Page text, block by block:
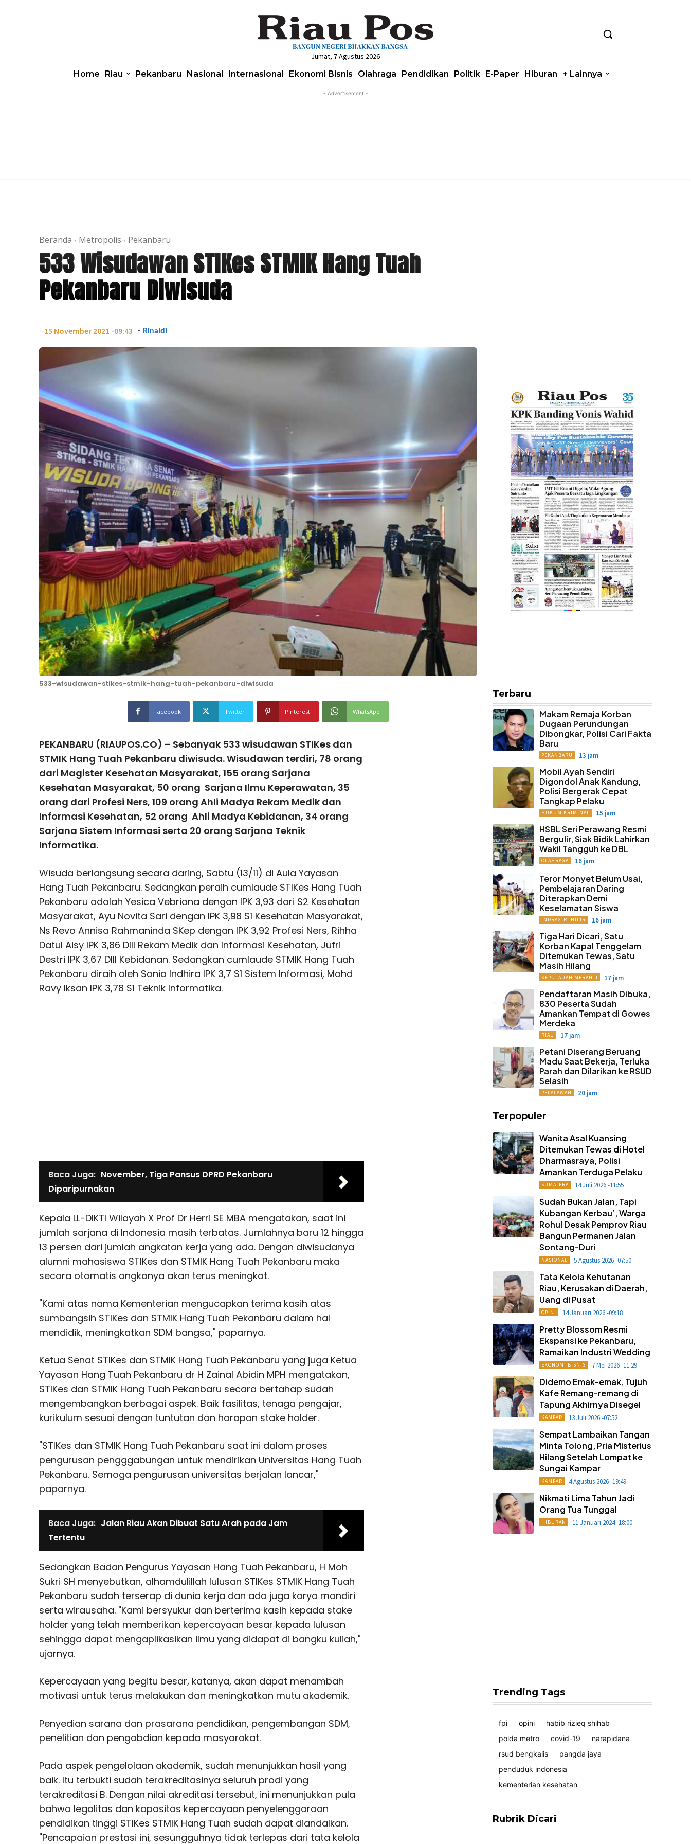
Jumat, 7 Agustus 2026
Home Riau Pekanbaru Nasional Internasional Ekonomi Bisnis Olahraga Pendidikan Politik E-Paper Hiburan + Lainnya
- Advertisement -
Beranda Metropolis Pekanbaru
533 Wisudawan STIKes STMIK Hang Tuah
Pekanbaru Diwisuda
15 November 2021 -09:43 - Rinaldi
533-wisudawan-stikes-stmik-hang-tuah-pekanbaru-diwisuda
Facebook Twitter Pinterest WhatsApp
PEKANBARU (RIAUPOS.CO) – Sebanyak 533 wisudawan STIKes dan
STMIK Hang Tuah Pekanbaru diwisuda. Wisudawan terdiri, 78 orang
dari Magister Kesehatan Masyarakat, 155 orang Sarjana
Kesehatan Masyarakat, 50 orang Sarjana Ilmu Keperawatan, 35
orang dari Profesi Ners, 109 orang Ahli Madya Rekam Medik dan
Informasi Kesehatan, 52 orang Ahli Madya Kebidanan, 34 orang
Sarjana Sistem Informasi serta 20 orang Sarjana Teknik
Informatika.
Wisuda berlangsung secara daring, Sabtu (13/11) di Aula Yayasan
Hang Tuah Pekanbaru. Sedangkan peraih cumlaude STIKes Hang Tuah
Pekanbaru adalah Yesica Vebriana dengan IPK 3,93 dari S2 Kesehatan
Masyarakat, Ayu Novita Sari dengan IPK 3,98 S1 Kesehatan Masyarakat,
Ns Revo Annisa Rahmaninda SKep dengan IPK 3,92 Profesi Ners, Rihha
Datul Aisy IPK 3,86 DIII Rekam Medik dan Informasi Kesehatan, Jufri
Destri IPK 3,67 DIII Kebidanan. Sedangkan cumlaude STMIK Hang Tuah
Pekanbaru diraih oleh Sonia Indhira IPK 3,7 S1 Sistem Informasi, Mohd
Ravy Iksan IPK 3,78 S1 Teknik Informatika.
Baca Juga: November, Tiga Pansus DPRD Pekanbaru
Diparipurnakan
Kepala LL-DIKTI Wilayah X Prof Dr Herri SE MBA mengatakan, saat ini
jumlah sarjana di Indonesia masih terbatas. Jumlahnya baru 12 hingga
13 persen dari jumlah angkatan kerja yang ada. Dengan diwisudanya
alumni mahasiswa STIKes dan STMIK Hang Tuah Pekanbaru maka
secara otomatis angkanya akan terus meningkat.
"Kami atas nama Kementerian mengucapkan terima kasih atas
sumbangsih STIKes dan STMIK Hang Tuah Pekanbaru dalam hal
mendidik, meningkatkan SDM bangsa," paparnya.
Ketua Senat STIKes dan STMIK Hang Tuah Pekanbaru yang juga Ketua
Yayasan Hang Tuah Pekanbaru dr H Zainal Abidin MPH mengatakan,
STIKes dan STMIK Hang Tuah Pekanbaru secara bertahap sudah
mengembangkan berbagai aspek. Baik fasilitas, tenaga pengajar,
kurikulum sesuai dengan tuntutan dan harapan stake holder.
"STIKes dan STMIK Hang Tuah Pekanbaru saat ini dalam proses
pengurusan pengggabungan untuk mendirikan Universitas Hang Tuah
Pekanbaru. Semoga pengurusan universitas berjalan lancar,"
paparnya.
Baca Juga: Jalan Riau Akan Dibuat Satu Arah pada Jam
Tertentu
Sedangkan Badan Pengurus Yayasan Hang Tuah Pekanbaru, H Moh
Sukri SH menyebutkan, alhamdulillah lulusan STIKes STMIK Hang Tuah
Pekanbaru sudah terserap di dunia kerja dan ada juga karya mandiri
serta wirausaha. "Kami bersyukur dan berterima kasih kepada stake
holder yang telah memberikan kepercayaan besar kepada lulusan
sehingga dapat mengaplikasikan ilmu yang didapat di bangku kuliah,"
ujarnya.
Kepercayaan yang begitu besar, katanya, akan dapat menambah
motivasi untuk terus melakukan dan meningkatkan mutu akademik.
Penyedian sarana dan prasarana pendidikan, pengembangan SDM,
penelitian dan pengabdian kepada masyarakat.
Pada aspek pengelolaan akademik, sudah menunjukkan hasil yang
baik. Itu terbukti sudah terakreditasinya seluruh prodi yang
terakreditasi B. Dengan nilai akreditasi tersebut, ini menunjukkan pula
bahwa legalitas dan kapasitas kepercayaan penyelenggaraan
pendidikan tinggi STIKes STMIK Hang Tuah sudah dapat diandalkan.
"Pencapaian prestasi ini, sesungguhnya tidak terlepas dari tata kelola
Terbaru
Makam Remaja Korban
Dugaan Perundungan
Dibongkar, Polisi Cari Fakta
Baru
PEKANBARU 13 jam
Mobil Ayah Sendiri
Digondol Anak Kandung,
Polisi Bergerak Cepat
Tangkap Pelaku
HUKUM KRIMINAL 15 jam
HSBL Seri Perawang Resmi
Bergulir, Siak Bidik Lahirkan
Wakil Tangguh ke DBL
OLAHRAGA 16 jam
Teror Monyet Belum Usai,
Pembelajaran Daring
Diterapkan Demi
Keselamatan Siswa
INDRAGIRI HILIR 16 jam
Tiga Hari Dicari, Satu
Korban Kapal Tenggelam
Ditemukan Tewas, Satu
Masih Hilang
KEPULAUAN MERANTI 17 jam
Pendaftaran Masih Dibuka,
830 Peserta Sudah
Amankan Tempat di Gowes
Merdeka
RIAU 17 jam
Petani Diserang Beruang
Madu Saat Bekerja, Terluka
Parah dan Dilarikan ke RSUD
Selasih
PELALAWAN 20 jam
Terpopuler
Wanita Asal Kuansing
Ditemukan Tewas di Hotel
Dharmasraya, Polisi
Amankan Terduga Pelaku
SUMATERA 14 Juli 2026 -11:55
Sudah Bukan Jalan, Tapi
Kubangan Kerbau’, Warga
Rohul Desak Pemprov Riau
Bangun Permanen Jalan
Sontang-Duri
NASIONAL 5 Agustus 2026 -07:50
Tata Kelola Kehutanan
Riau, Kerusakan di Daerah,
Uang di Pusat
OPINI 14 Januari 2026 -09:18
Pretty Blossom Resmi
Ekspansi ke Pekanbaru,
Ramaikan Industri Wedding
EKONOMI BISNIS 7 Mei 2026 -11:29
Didemo Emak-emak, Tujuh
Kafe Remang-remang di
Tapung Akhirnya Disegel
KAMPAR 13 Juli 2026 -07:52
Sempat Lambaikan Tangan
Minta Tolong, Pria Misterius
Hilang Setelah Lompat ke
Sungai Kampar
KAMPAR 4 Agustus 2026 -19:49
Nikmati Lima Tahun Jadi
Orang Tua Tunggal
HIBURAN 11 Januari 2024 -18:00
Trending Tags
fpi opini
habib rizieq shihab
polda metro
covid-19
narapidana
rsud bengkalis
pangda jaya
penduduk indonesia
kementerian kesehatan
Rubrik Dicari